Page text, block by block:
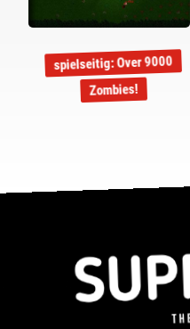
spielseitig: Over 9000
Zombies!